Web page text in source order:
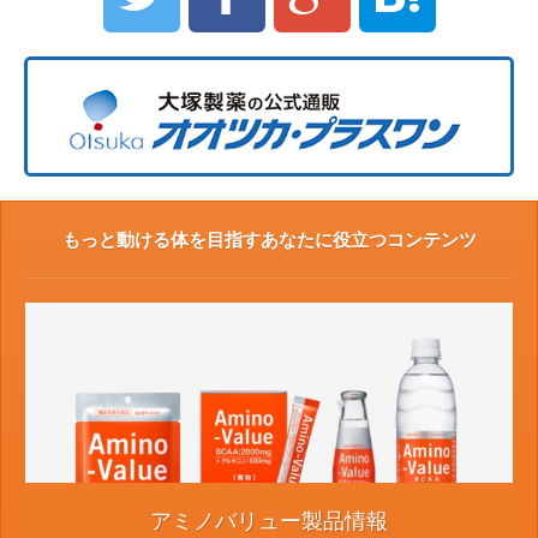
もっと動ける体を目指すあなたに役立つコンテンツ
アミノバリュー製品情報